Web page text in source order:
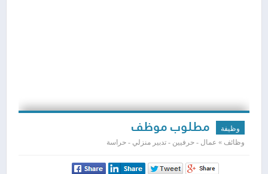
وظيفة مطلوب موظف
وظائف » عمال - حرفيين - تدبير منزلي - حراسة